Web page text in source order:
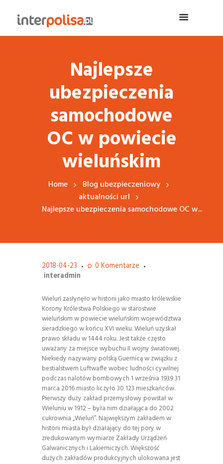
Najlepsze
ubezpieczenia
samochodowe
OC w powiecie
wieluńskim
Home
Blog ubezpieczeniowy
aktualności url
Najlepsze ubezpieczenia samochodowe OC w...
2018-04-23 0 Komentarze
interadmin
Wieluń zasłynęło w historii jako miasto królewskie
Korony Królestwa Polskiego w starostwie
wieluńskim w powiecie wieluńskim województwa
sieradzkiego w końcu XVI wieku. Wieluń uzyskał
prawo składu w 1444 roku. Jest także często
uważany za miejsce wybuchu II wojny światowej.
Niekiedy nazywany polską Guernicą w związku z
bestialstwem Luftwaffe wobec ludności cywilnej
podczas nalotów bombowych 1 września 1939 31
marca 2016 miasto liczyło 30 123 mieszkańców.
Pierwszy duży zakład przemysłowy powstał w
Wieluniu w 1912 – była nim działająca do 2002
cukrownia „Wieluń”. Największym zakładem w
historii miasta był działający do tej pory w
zredukowanym wymiarze Zakłady Urządzeń
Galwanicznych i Lakierniczych. Większość
dużych zakładów produkcyjnych ulokowana jest